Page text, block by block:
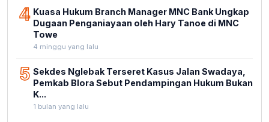
4 Kuasa Hukum Branch Manager MNC Bank Ungkap
Dugaan Penganiayaan oleh Hary Tanoe di MNC
Towe
4 minggu yang lalu
5 Sekdes Nglebak Terseret Kasus Jalan Swadaya,
Pemkab Blora Sebut Pendampingan Hukum Bukan
K...
1 bulan yang lalu